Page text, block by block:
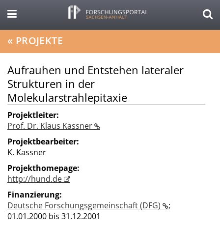
« PROJEKTE
Aufrauhen und Entstehen lateraler
Strukturen in der
Molekularstrahlepitaxie
Projektleiter:
Prof. Dr. Klaus Kassner
Projektbearbeiter:
K. Kassner
Projekthomepage:
http://hund.de
Finanzierung:
Deutsche Forschungsgemeinschaft (DFG)
;
01.01.2000 bis 31.12.2001